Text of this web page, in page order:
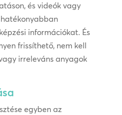
és videók vagy
információkat. És
frissíthető, nem kell
irreleváns anyagok
egyben az